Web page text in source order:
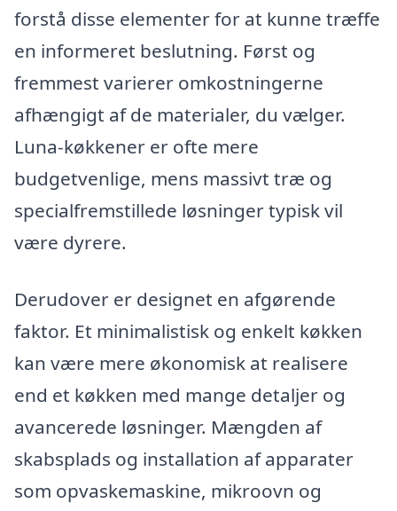
forstå disse elementer for at kunne træffe
en informeret beslutning. Først og
fremmest varierer omkostningerne
afhængigt af de materialer, du vælger.
Luna-køkkener er ofte mere
budgetvenlige, mens massivt træ og
specialfremstillede løsninger typisk vil
være dyrere.
Derudover er designet en afgørende
faktor. Et minimalistisk og enkelt køkken
kan være mere økonomisk at realisere
end et køkken med mange detaljer og
avancerede løsninger. Mængden af
skabsplads og installation af apparater
som opvaskemaskine, mikroovn og